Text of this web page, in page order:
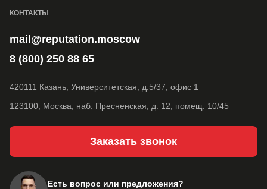
КОНТАКТЫ
mail@reputation.moscow
8 (800) 250 88 65
420111 Казань, Университетская, д.5/37, офис 1
123100, Москва, наб. Пресненская, д. 12, помещ. 10/45
Заказать звонок
Есть вопрос или предложения?